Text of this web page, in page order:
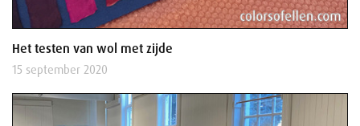
Het testen van wol met zijde
15 september 2020